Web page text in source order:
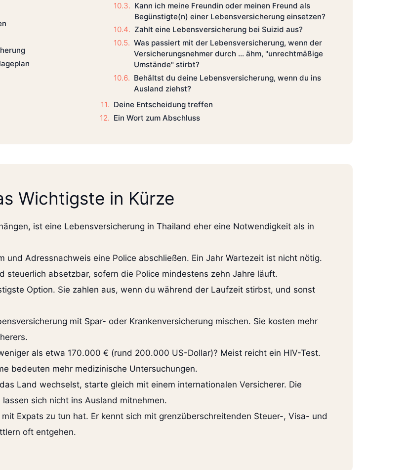
Kann ich meine Freundin oder meinen Freund als
Begünstigte(n) einer Lebensversicherung einsetzen?
Zahlt eine Lebensversicherung bei Suizid aus?
Was passiert mit der Lebensversicherung, wenn der
Versicherungsnehmer durch ... ähm, "unrechtmäßige
Umstände" stirbt?
Behältst du deine Lebensversicherung, wenn du ins
Ausland ziehst?
Deine Entscheidung treffen
Ein Wort zum Abschluss
Wichtigste in Kürze
ist eine Lebensversicherung in Thailand eher eine Notwendigkeit als in
und Adressnachweis eine Police abschließen. Ein Jahr Wartezeit ist nicht nötig.
steuerlich absetzbar, sofern die Police mindestens zehn Jahre läuft.
Option. Sie zahlen aus, wenn du während der Laufzeit stirbst, und sonst
mit Spar- oder Krankenversicherung mischen. Sie kosten mehr
als etwa 170.000 € (rund 200.000 US-Dollar)? Meist reicht ein HIV-Test.
bedeuten mehr medizinische Untersuchungen.
Land wechselst, starte gleich mit einem internationalen Versicherer. Die
sich nicht ins Ausland mitnehmen.
Expats zu tun hat. Er kennt sich mit grenzüberschreitenden Steuer-, Visa- und
oft entgehen.